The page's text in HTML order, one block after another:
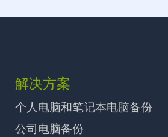
解决方案
个人电脑和笔记本电脑备份
公司电脑备份